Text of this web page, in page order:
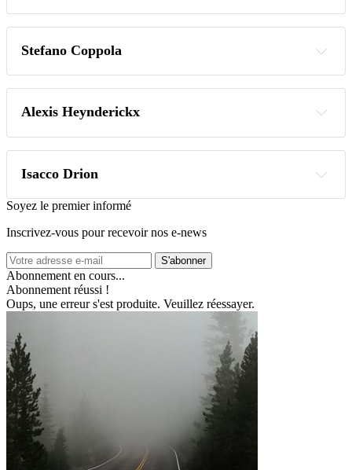
v.kervyn@janson.be
Stefano Coppola
s.coppola@janson.be
Alexis Heynderickx
a.heynderickx@janson.be
Isacco Drion
i.drion@janson.be
Soyez le premier informé
Inscrivez-vous pour recevoir nos e-news
S'abonner
Abonnement en cours...
Abonnement réussi !
Oups, une erreur s'est produite. Veuillez réessayer.